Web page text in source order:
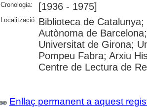
Cronologia: [1936 - 1975]
Localització: Biblioteca de
Autònoma de
Universitat de Girona;
Pompeu Fabra; Arxiu
Centre de Lectura de
Enllaç permanent a aquest